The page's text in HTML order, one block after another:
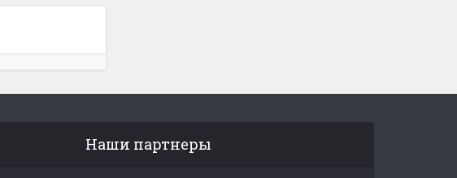
Наши партнеры